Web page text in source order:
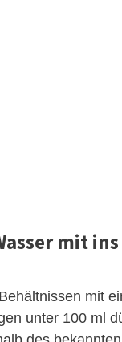
mit
mit
unter 100 ml